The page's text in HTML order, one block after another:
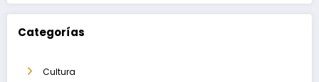
Categorías
Cultura